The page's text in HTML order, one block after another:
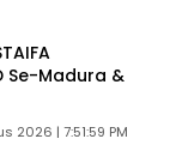
Se-Madura &
2026 | 7:51:59 PM